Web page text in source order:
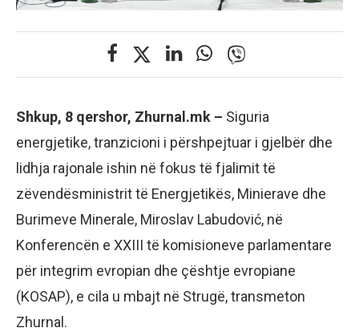
Shkup, 8 qershor, Zhurnal.mk – Siguria
energjetike, tranzicioni i përshpejtuar i gjelbër dhe
lidhja rajonale ishin në fokus të fjalimit të
zëvendësministrit të Energjetikës, Minierave dhe
Burimeve Minerale, Miroslav Labudović, në
Konferencën e XXIII të komisioneve parlamentare
për integrim evropian dhe çështje evropiane
(KOSAP), e cila u mbajt në Strugë, transmeton
Zhurnal.